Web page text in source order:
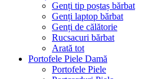
Genți tip poștaș bărbat
Genți laptop bărbat
Genți de călătorie
Rucsacuri bărbat
Arată tot
Portofele Piele Damă
Portofele Piele